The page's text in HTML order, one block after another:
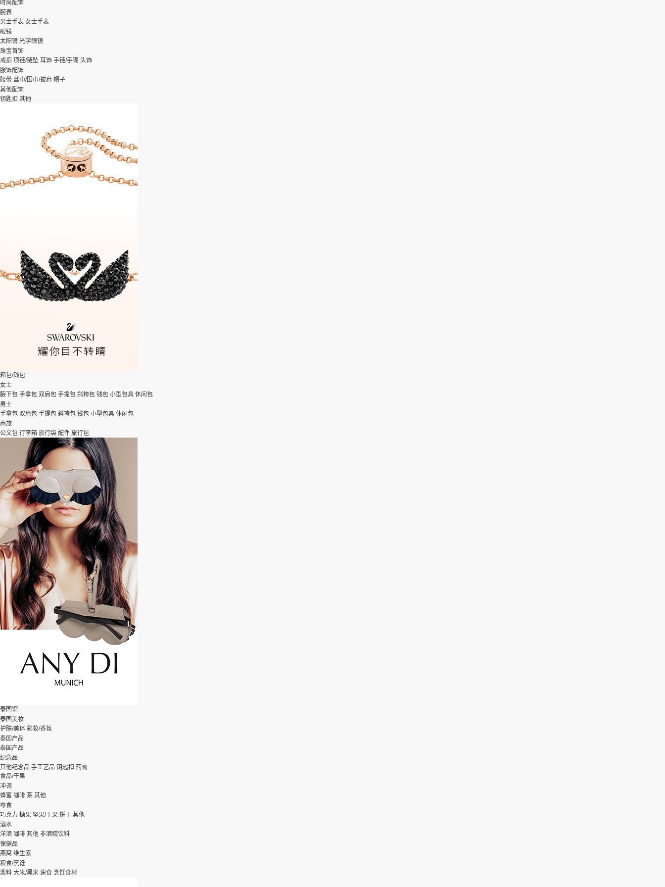
时尚配饰
腕表
男士手表 女士手表
眼镜
太阳镜 光学眼镜
珠宝首饰
戒指 项链/链坠 耳饰 手链/手镯 头饰
服饰配饰
腰带 丝巾/围巾/披肩 帽子
其他配饰
钥匙扣 其他
箱包/钱包
女士
腋下包 手拿包 双肩包 手提包 斜挎包 钱包 小型包具 休闲包
男士
手拿包 双肩包 手提包 斜挎包 钱包 小型包具 休闲包
商旅
公文包 行李箱 旅行袋 配件 旅行包
泰国馆
泰国美妆
护肤/美体 彩妆/香氛
泰国产品
泰国产品
纪念品
其他纪念品 手工艺品 钥匙扣 药膏
食品/干果
冲调
蜂蜜 咖啡 茶 其他
零食
巧克力 糖果 坚果/干果 饼干 其他
酒水
洋酒 咖啡 其他 非酒精饮料
保健品
燕窝 维生素
粮食/烹饪
酱料 大米/黑米 速食 烹饪食材